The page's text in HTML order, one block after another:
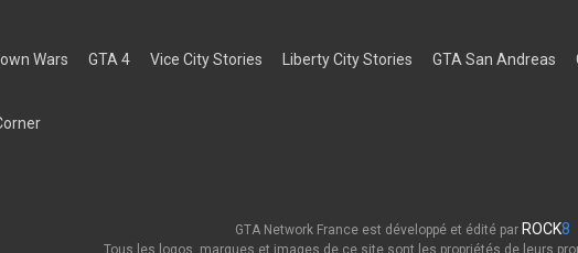
Wars GTA 4 Vice City Stories Liberty City Stories GTA San Andreas
GTA Network France est développé et édité par ROCK8